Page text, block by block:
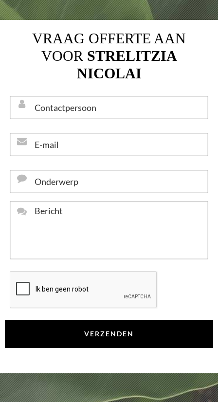
VRAAG OFFERTE AAN
VOOR STRELITZIA
NICOLAI
Contactpersoon *
E-
mail
Onderwerp
Bericht